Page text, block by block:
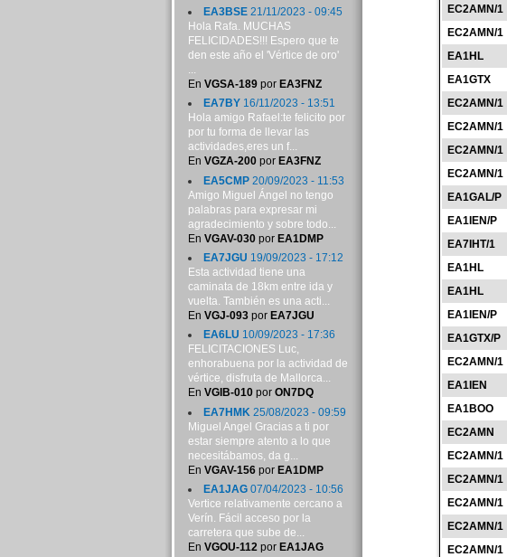
EC2AMN/1
EC2AMN/1
EA1HL
EA1GTX
EC2AMN/1
EC2AMN/1
EC2AMN/1
EC2AMN/1
EA1GAL/P
EA1IEN/P
EA7IHT/1
EA1HL
EA1HL
EA1IEN/P
EA1GTX/P
EC2AMN/1
EA1IEN
EA1BOO
EC2AMN
EC2AMN/1
EC2AMN/1
EC2AMN/1
EC2AMN/1
EC2AMN/1
EA3BSE21/11/2023 - 09:45
Hola Rafa. MUCHAS
FELICIDADES!!! Espero que te
den este año el 'Vértice de oro'
...
En VGSA-189por EA3FNZ
EA7BY16/11/2023 - 13:51
Hola amigo Rafael:te felicito por
por tu forma de llevar las
actividades,eres un f...
En VGZA-200por EA3FNZ
EA5CMP20/09/2023 - 11:53
Amigo Miguel Ángel no tengo
palabras para expresar mi
agradecimiento y sobre todo...
En VGAV-030por EA1DMP
EA7JGU 19/09/2023 - 17:12
Esta actividad tiene una
caminata de 18km entre ida y
vuelta. También es una acti...
En VGJ-093por EA7JGU
EA6LU 10/09/2023 - 17:36
FELICITACIONES Luc,
enhorabuena por la actividad de
vértice, disfruta de Mallorca...
En VGIB-010por ON7DQ
EA7HMK 25/08/2023 - 09:59
Miguel Angel Gracias a ti por
estar siempre atento a lo que
necesitábamos, da g...
En VGAV-156por EA1DMP
EA1JAG07/04/2023 - 10:56
Vertice relativamente cercano a
Verín. Fácil acceso por la
carretera que sube de...
En VGOU-112por EA1JAG